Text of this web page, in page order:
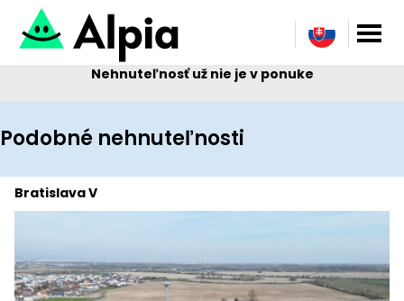
Nehnuteľnosť už nie je v ponuke
Podobné nehnuteľnosti
Bratislava V